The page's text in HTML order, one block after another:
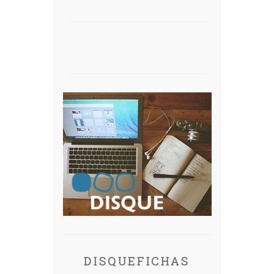
DISQUEFICHAS